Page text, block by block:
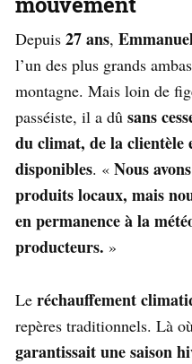
Depuis 27 ans,
l’un des plus grands
montagne. Mais loin de
passéiste, il a dû sans
du climat, de la clientèle
disponibles. « Nous
produits locaux, mais
en permanence à la
producteurs. »
Le réchauffement
repères traditionnels. Là
garantissait une saison